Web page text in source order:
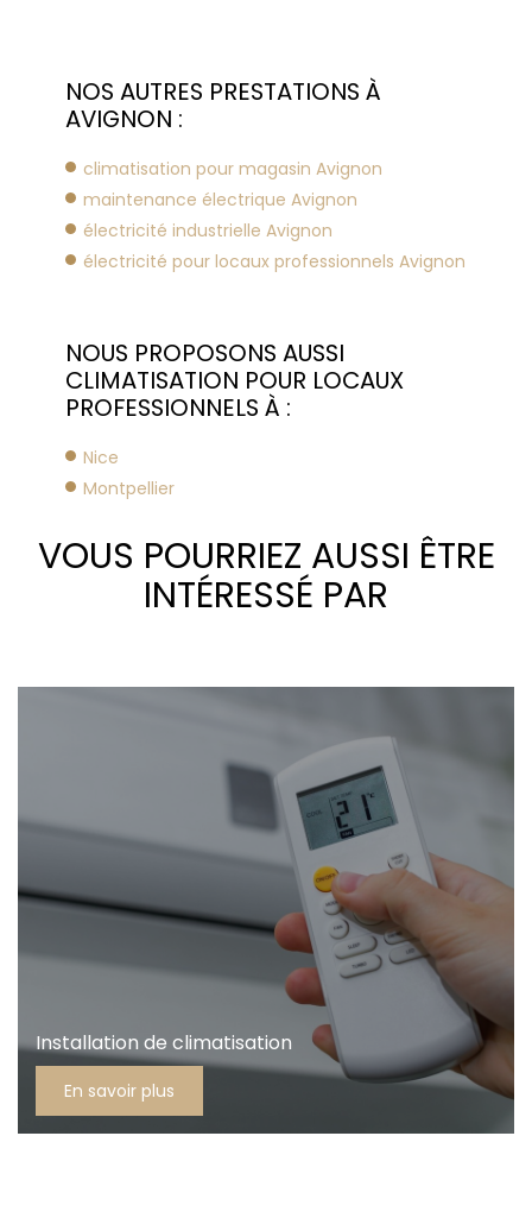
NOS AUTRES PRESTATIONS À
AVIGNON :
climatisation pour magasin Avignon
maintenance électrique Avignon
électricité industrielle Avignon
électricité pour locaux professionnels Avignon
NOUS PROPOSONS AUSSI
CLIMATISATION POUR LOCAUX
PROFESSIONNELS À :
Nice
Montpellier
VOUS POURRIEZ AUSSI ÊTRE
INTÉRESSÉ PAR
Installation de climatisation
En savoir plus